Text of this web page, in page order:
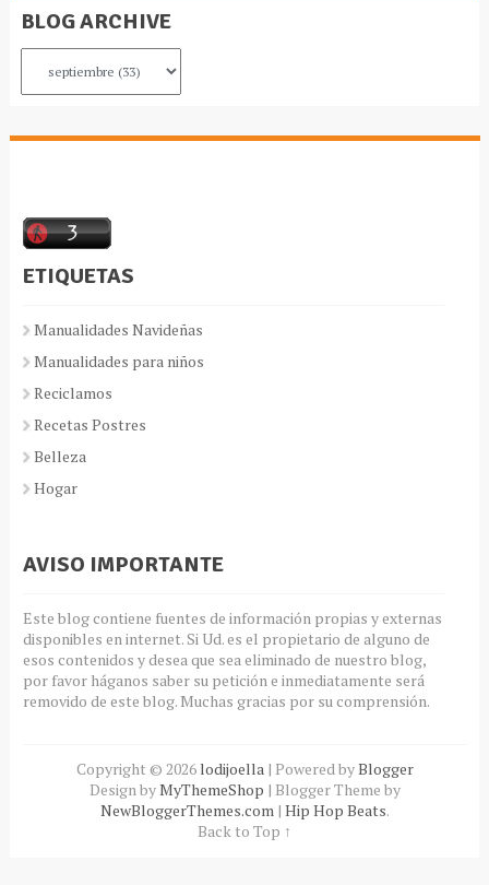
BLOG ARCHIVE
ETIQUETAS
Manualidades Navideñas
Manualidades para niños
Reciclamos
Recetas Postres
Belleza
Hogar
AVISO IMPORTANTE
Este blog contiene fuentes de información propias y externas
disponibles en internet. Si Ud. es el propietario de alguno de
esos contenidos y desea que sea eliminado de nuestro blog,
por favor háganos saber su petición e inmediatamente será
removido de este blog. Muchas gracias por su comprensión.
Copyright © 2026 lodijoella| Powered byBlogger
Design byMyThemeShop | Blogger Theme by
NewBloggerThemes.com| Hip Hop Beats.
Back to Top ↑